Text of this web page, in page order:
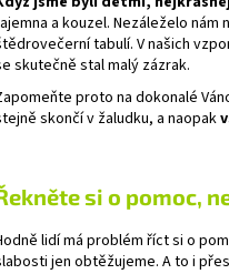
a kouzel. Nezáleželo
tabulí. V našich
skutečně stal malý zázrak.
proto na dokonalé
skončí v žaludku, a naopak
si o pomoc,
lidí má problém říct si o
jen obtěžujeme. A to i